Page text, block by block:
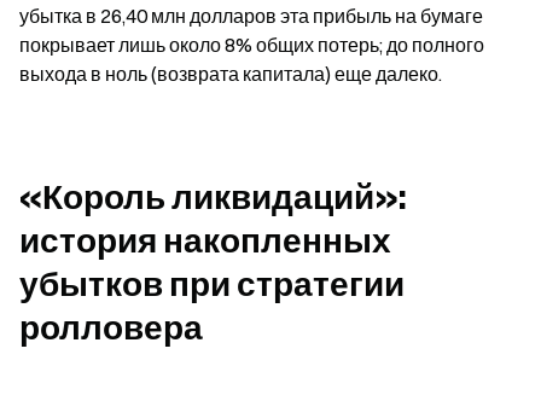
убытка в 26,40 млн долларов эта прибыль на бумаге
покрывает лишь около 8% общих потерь; до полного
выхода в ноль (возврата капитала) еще далеко.
«Король ликвидаций»:
история накопленных
убытков при стратегии
ролловера